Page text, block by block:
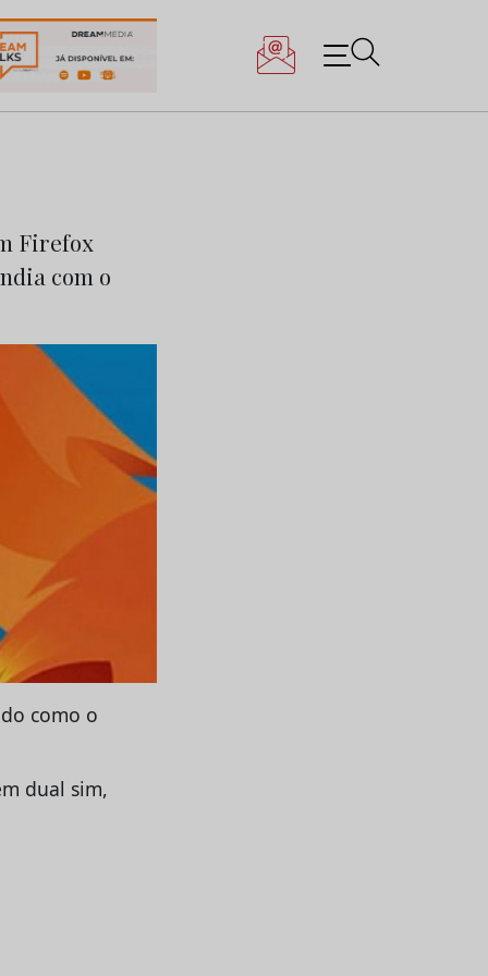
Firefox
com o
como o
dual sim,